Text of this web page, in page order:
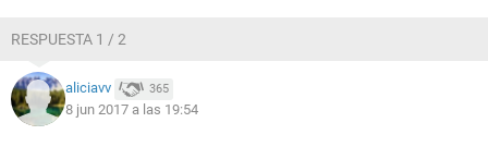
RESPUESTA 1 / 2
aliciavv 365
8 jun 2017 a las 19:54